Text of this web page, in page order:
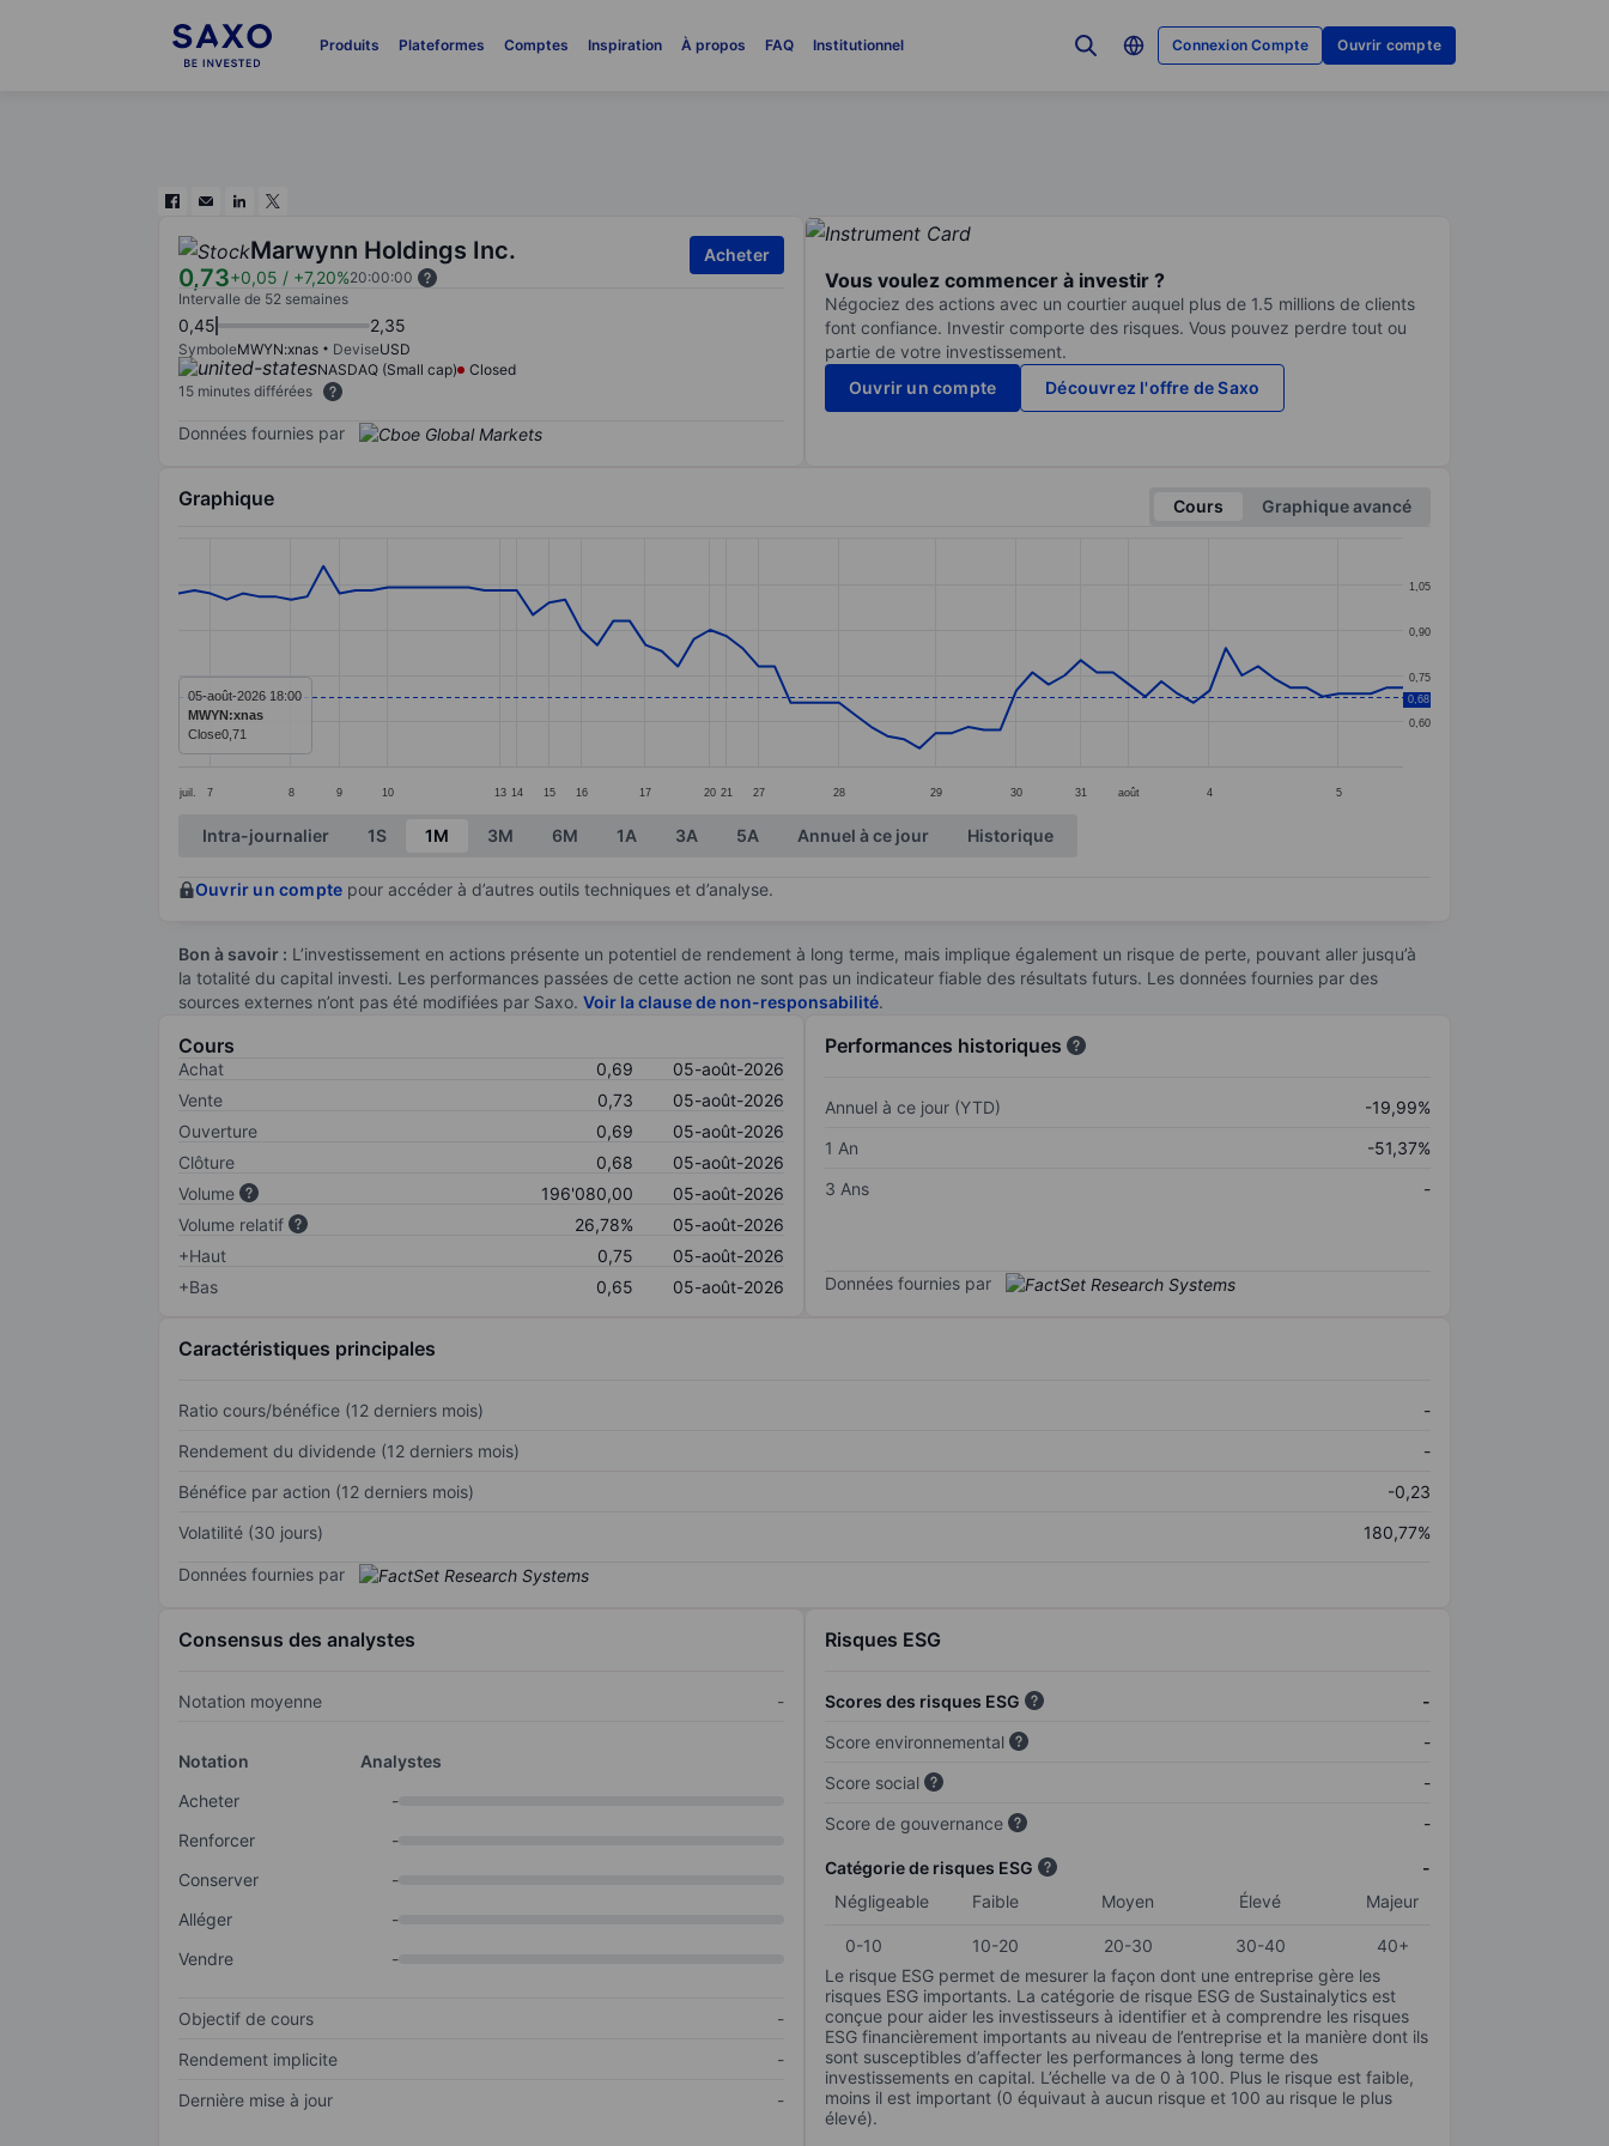
Produits Plateformes Comptes Inspiration À propos FAQ Institutionnel Connexion Compte Ouvrir compte
Marwynn Holdings Inc.
0,73+0,05 / +7,20%20:00:00
Acheter
Intervalle de 52 semaines
0,45 2,35
SymboleMWYN:xnas DeviseUSD
NASDAQ (Small cap)
Closed
15 minutes différées
Données fournies par
Vous voulez commencer à investir ?
Négociez des actions avec un courtier auquel plus de 1.5 millions de clients
font confiance. Investir comporte des risques. Vous pouvez perdre tout ou
partie de votre investissement.
Ouvrir un compte
Découvrez l'offre de Saxo
Graphique Cours
Graphique avancé
Line chart with 77 data points.
The chart has 1 X axis displaying categories.
The chart has 1 Y axis displaying values. Data ranges from 0.51 to 1.11.
juil. 7 8 9 10 13 14 15 16 17 20 21 27 28 29 30 31 août 4 5
0,60
0,75
0,90
1,05
0,68
05-août-2026 18:00
MWYN:xnas
Close0,71
End of interactive chart.
Intra-journalier 1S 1M 3M 6M 1A 3A 5A Annuel à ce jour Historique
Ouvrir un compte pour accéder à d’autres outils techniques et d’analyse.
Bon à savoir : L’investissement en actions présente un potentiel de rendement à long terme, mais implique également un risque de perte, pouvant aller jusqu’à
la totalité du capital investi. Les performances passées de cette action ne sont pas un indicateur fiable des résultats futurs. Les données fournies par des
sources externes n’ont pas été modifiées par Saxo. Voir la clause de non-responsabilité.
Cours
Achat 0,69
05-août-2026
Vente
0,73
05-août-2026
Ouverture
0,69
05-août-2026
Clôture
0,68
05-août-2026
Volume
196'080,00
05-août-2026
Volume relatif
26,78%
05-août-2026
+Haut
0,75
05-août-2026
+Bas
0,65 05-août-2026
Performances historiques
Annuel à ce jour (YTD)
-19,99%
1 An
-51,37%
3 Ans
-
Données fournies par
Caractéristiques principales
Ratio cours/bénéfice (12 derniers mois)
-
Rendement du dividende (12 derniers mois)
-
Bénéfice par action (12 derniers mois)
-0,23
Volatilité (30 jours)
180,77%
Données fournies par
Consensus des analystes
Notation moyenne -
Notation
Analystes
Acheter
-
Renforcer
-
Conserver
-
Alléger
-
Vendre
-
Objectif de cours
-
Rendement implicite
-
Dernière mise à jour
-
Risques ESG
Scores des risques ESG
-
Score environnemental
-
Score social
-
Score de gouvernance
-
Catégorie de risques ESG
-
Négligeable
Faible Moyen Élevé Majeur
0-10 10-20 20-30 30-40
40+
Le risque ESG permet de mesurer la façon dont une entreprise gère les
risques ESG importants. La catégorie de risque ESG de Sustainalytics est
conçue pour aider les investisseurs à identifier et à comprendre les risques
ESG financièrement importants au niveau de l’entreprise et la manière dont ils
sont susceptibles d’affecter les performances à long terme des
investissements en capital. L’échelle va de 0 à 100. Plus le risque est faible,
moins il est important (0 équivaut à aucun risque et 100 au risque le plus
élevé).